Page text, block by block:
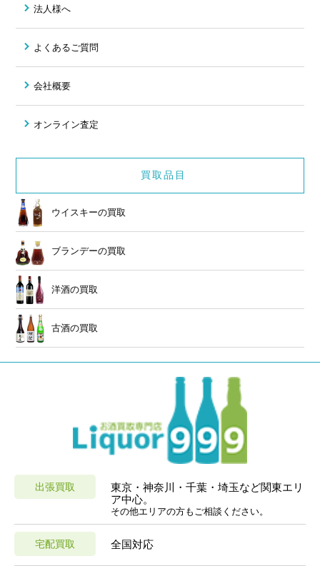
法人様へ
よくあるご質問
会社概要
オンライン査定
買取品目
ウイスキーの買取
ブランデーの買取
洋酒の買取
古酒の買取
出張買取
東京・神奈川・千葉・埼玉など関東エリ
ア中心。
その他エリアの方もご相談ください。
宅配買取 全国対応